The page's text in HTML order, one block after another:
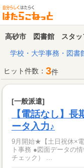
高砂市 図書館 スタ
学校・大学事務・図書
ヒット件数： 3件
[一般派遣]
【電話なし】
ータ入力♪
9月開始★【土日祝休×
ト事務 ●図面データの情報入力 ●書類・図面の管理（貸出・返却時の
チェック） ...